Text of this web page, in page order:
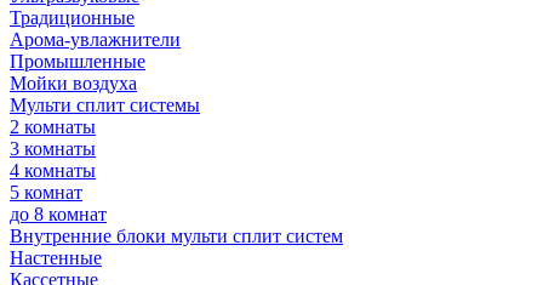
Традиционные
Арома-увлажнители
Промышленные
Мойки воздуха
Мульти сплит системы
2 комнаты
3 комнаты
4 комнаты
5 комнат
до 8 комнат
Внутренние блоки мульти сплит систем
Настенные
Кассетные